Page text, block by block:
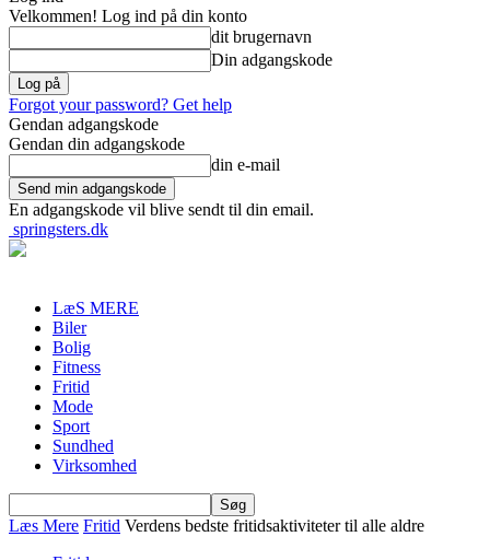
Velkommen! Log ind på din konto
dit brugernavn
Din adgangskode
Forgot your password? Get help
Gendan adgangskode
Gendan din adgangskode
din e-mail
En adgangskode vil blive sendt til din email.
springsters.dk
LæS MERE
Biler
Bolig
Fitness
Fritid
Mode
Sport
Sundhed
Virksomhed
Læs Mere Fritid Verdens bedste fritidsaktiviteter til alle aldre